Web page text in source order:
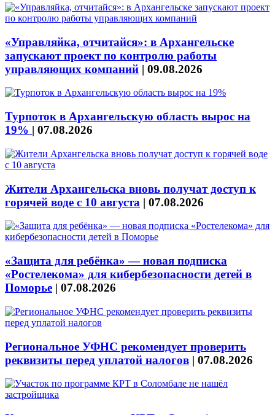
«Управляйка, отчитайся»: в Архангельске
запускают проект по контролю работы
управляющих компаний | 09.08.2026
Турпоток в Архангельскую область вырос на
19% | 07.08.2026
Жители Архангельска вновь получат доступ к
горячей воде с 10 августа | 07.08.2026
«Защита для ребёнка» — новая подписка
«Ростелекома» для кибербезопасности детей в
Поморье | 07.08.2026
Региональное УФНС рекомендует проверить
реквизиты перед уплатой налогов | 07.08.2026